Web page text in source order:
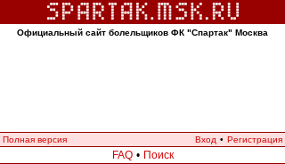
Официальный сайт болельщиков ФК "Спартак" Москва
Полная версия Вход • Регистрация
FAQ • Поиск